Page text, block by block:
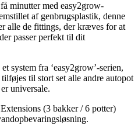
minutter med easy2grow-
af genbrugsplastik, denne
alle de fittings, der kræves for at
passer perfekt til dit
system fra ‘easy2grow’-serien,
til stort set alle andre autopot
universale.
(3 bakker / 6 potter)